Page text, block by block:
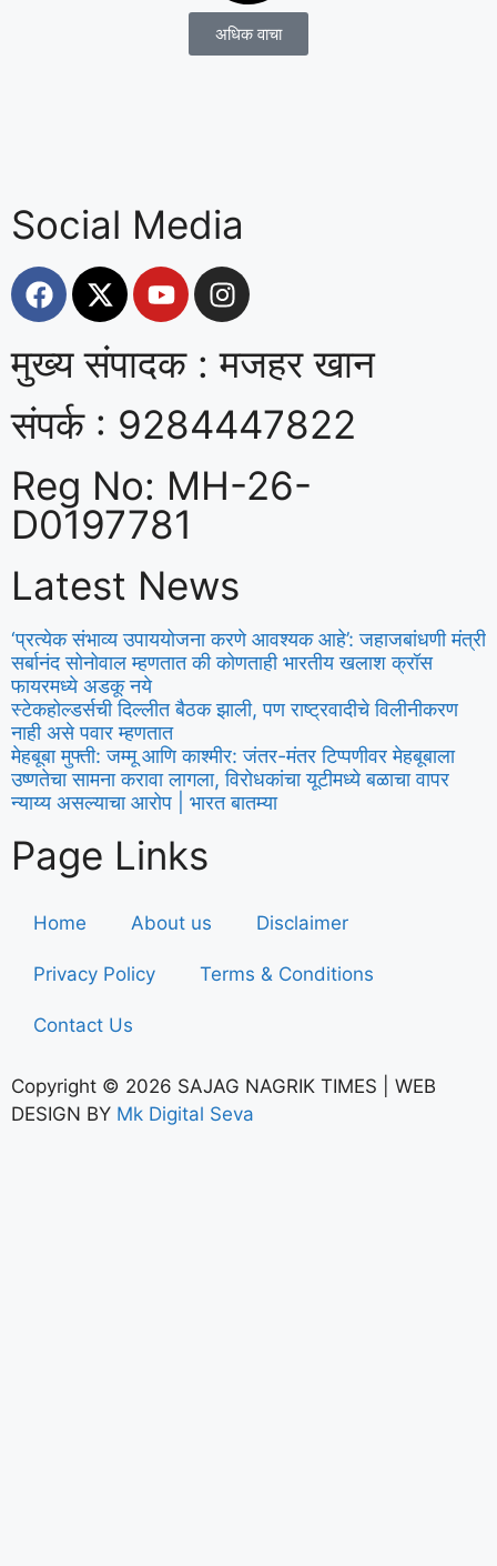
अधिक वाचा
Social Media
मुख्य संपादक : मजहर खान
संपर्क : 9284447822
Reg No: MH-26-
D0197781
Latest News
‘प्रत्येक संभाव्य उपाययोजना करणे आवश्यक आहे’: जहाजबांधणी मंत्री
सर्बानंद सोनोवाल म्हणतात की कोणताही भारतीय खलाश क्रॉस
फायरमध्ये अडकू नये
स्टेकहोल्डर्सची दिल्लीत बैठक झाली, पण राष्ट्रवादीचे विलीनीकरण
नाही असे पवार म्हणतात
मेहबूबा मुफ्ती: जम्मू आणि काश्मीर: जंतर-मंतर टिप्पणीवर मेहबूबाला
उष्णतेचा सामना करावा लागला, विरोधकांचा यूटीमध्ये बळाचा वापर
न्याय्य असल्याचा आरोप | भारत बातम्या
Page Links
Home About us Disclaimer
Privacy Policy Terms & Conditions
Contact Us
Copyright © 2026 SAJAG NAGRIK TIMES | WEB
DESIGN BY Mk Digital Seva